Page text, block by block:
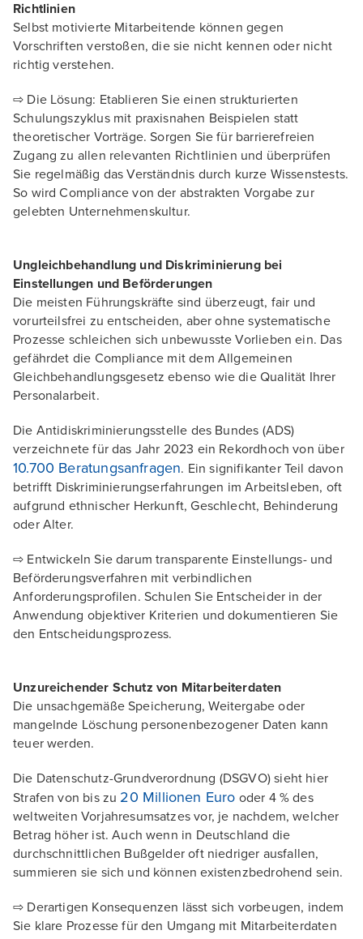
Richtlinien
Selbst motivierte Mitarbeitende können gegen
Vorschriften verstoßen, die sie nicht kennen oder nicht
richtig verstehen.
⇨ Die Lösung: Etablieren Sie einen strukturierten
Schulungszyklus mit praxisnahen Beispielen statt
theoretischer Vorträge. Sorgen Sie für barrierefreien
Zugang zu allen relevanten Richtlinien und überprüfen
Sie regelmäßig das Verständnis durch kurze Wissenstests.
So wird Compliance von der abstrakten Vorgabe zur
gelebten Unternehmenskultur.
Ungleichbehandlung und Diskriminierung bei
Einstellungen und Beförderungen
Die meisten Führungskräfte sind überzeugt, fair und
vorurteilsfrei zu entscheiden, aber ohne systematische
Prozesse schleichen sich unbewusste Vorlieben ein. Das
gefährdet die Compliance mit dem Allgemeinen
Gleichbehandlungsgesetz ebenso wie die Qualität Ihrer
Personalarbeit.
Die Antidiskriminierungsstelle des Bundes (ADS)
verzeichnete für das Jahr 2023 ein Rekordhoch von über
10.700 Beratungsanfragen. Ein signifikanter Teil davon
betrifft Diskriminierungserfahrungen im Arbeitsleben, oft
aufgrund ethnischer Herkunft, Geschlecht, Behinderung
oder Alter.
⇨ Entwickeln Sie darum transparente Einstellungs- und
Beförderungsverfahren mit verbindlichen
Anforderungsprofilen. Schulen Sie Entscheider in der
Anwendung objektiver Kriterien und dokumentieren Sie
den Entscheidungsprozess.
Unzureichender Schutz von Mitarbeiterdaten
Die unsachgemäße Speicherung, Weitergabe oder
mangelnde Löschung personenbezogener Daten kann
teuer werden.
Die Datenschutz-Grundverordnung (DSGVO) sieht hier
Strafen von bis zu 20 Millionen Euro oder 4 % des
weltweiten Vorjahresumsatzes vor, je nachdem, welcher
Betrag höher ist. Auch wenn in Deutschland die
durchschnittlichen Bußgelder oft niedriger ausfallen,
summieren sie sich und können existenzbedrohend sein.
⇨ Derartigen Konsequenzen lässt sich vorbeugen, indem
Sie klare Prozesse für den Umgang mit Mitarbeiterdaten